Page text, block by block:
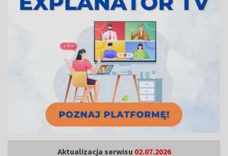
Aktualizacja serwisu 02.07.2026